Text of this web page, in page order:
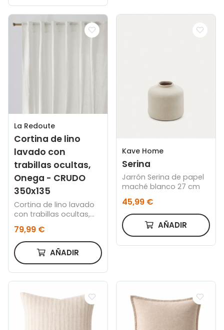
La Redoute
Cortina de lino
lavado con
trabillas ocultas,
Onega - CRUDO
350x135
Cortina de lino lavado
con trabillas ocultas,
350x135
79,99 €
AÑADIR
Kave Home
Serina
Jarrón Serina de papel
maché blanco 27 cm
45,99 €
AÑADIR